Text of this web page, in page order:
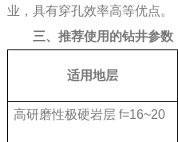
业，具有穿孔效率高等优点。
三、推荐使用的钻井参数
适用地层
高研磨性极硬岩层 f=16~20